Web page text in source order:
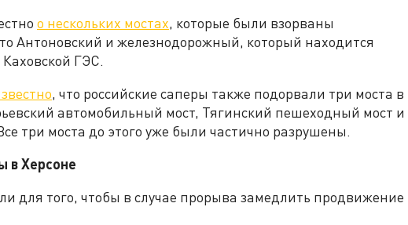
о нескольких мостах, которые были взорваны
Антоновский и железнодорожный, который находится
ГЭС.
, что российские саперы также подорвали три моста в
автомобильный мост, Тягинский пешеходный мост и
три моста до этого уже были частично разрушены.
в Херсоне
для того, чтобы в случае прорыва замедлить продвижение